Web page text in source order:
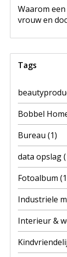
Waarom
vrouw en
Tags
Bobbel
Bureau (1)
data opslag
Fotoalbum
Industriele
Interieur &